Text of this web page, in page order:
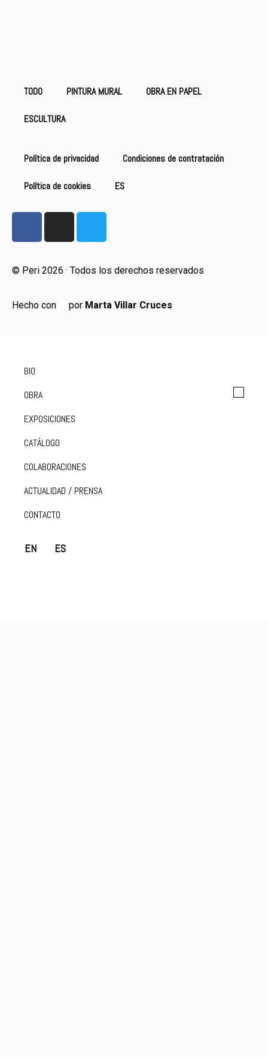
TODO PINTURA MURAL OBRA EN PAPEL
ESCULTURA
Política de privacidad Condiciones de contratación
Política de cookies ES
© Peri 2026 · Todos los derechos reservados
Hecho con por Marta Villar Cruces
BIO
OBRA
EXPOSICIONES
CATÁLOGO
COLABORACIONES
ACTUALIDAD / PRENSA
CONTACTO
EN ES